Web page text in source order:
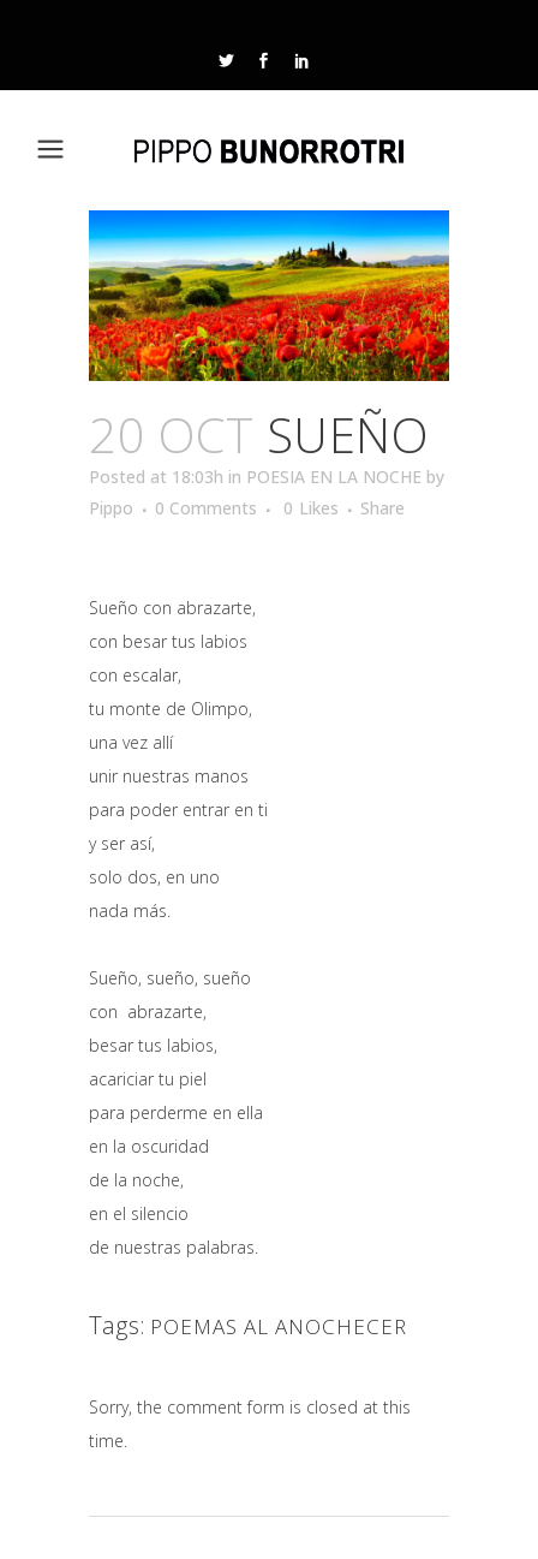
20 OCT SUEÑO
Posted at 18:03h in POESIA EN LA NOCHE by
Pippo
0 Comments 0 Likes Share
Sueño con abrazarte,
con besar tus labios
con escalar,
tu monte de Olimpo,
una vez allí
unir nuestras manos
para poder entrar en ti
y ser así,
solo dos, en uno
nada más.
Sueño, sueño, sueño
con abrazarte,
besar tus labios,
acariciar tu piel
para perderme en ella
en la oscuridad
de la noche,
en el silencio
de nuestras palabras.
Tags: POEMAS AL ANOCHECER
Sorry, the comment form is closed at this
time.